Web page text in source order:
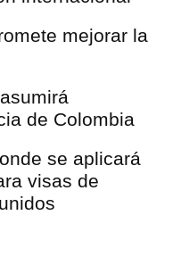
mejorar la
de Colombia
se aplicará
visas de